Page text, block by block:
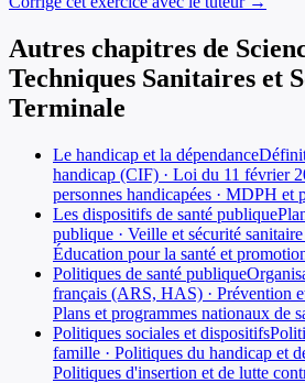
Autres chapitres de
Techniques Sanitaires et
Terminale
Le handicap et la dépendance
handicap (CIF) · Loi du 11 février
personnes handicapées · MDPH
Les dispositifs de santé publique
publique · Veille et sécurité
Éducation pour la santé et
Politiques de santé publique
français (ARS, HAS) · Prévention
Plans et programmes nationaux de
Politiques sociales et dispositifs
famille · Politiques du handicap et
Politiques d'insertion et de lutte